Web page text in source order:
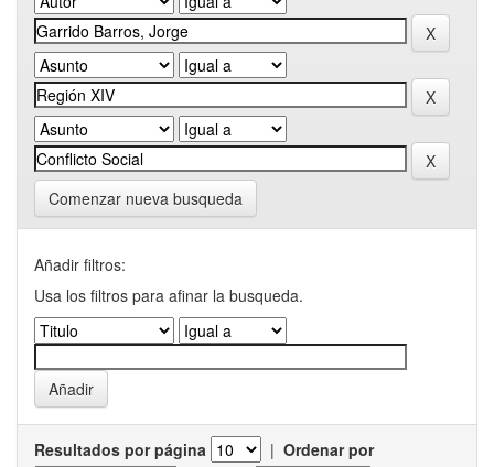
Comenzar nueva busqueda
Añadir filtros:
Usa los filtros para afinar la busqueda.
Resultados por página | Ordenar por